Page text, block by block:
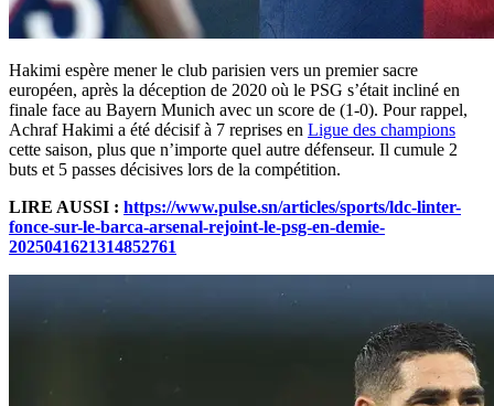
Hakimi espère mener le club parisien vers un premier sacre
européen, après la déception de 2020 où le PSG s’était incliné en
finale face au Bayern Munich avec un score de (1-0). Pour rappel,
Achraf Hakimi a été décisif à 7 reprises en Ligue des champions
cette saison, plus que n’importe quel autre défenseur. Il cumule 2
buts et 5 passes décisives lors de la compétition.
LIRE AUSSI : https://www.pulse.sn/articles/sports/ldc-linter-
fonce-sur-le-barca-arsenal-rejoint-le-psg-en-demie-
2025041621314852761